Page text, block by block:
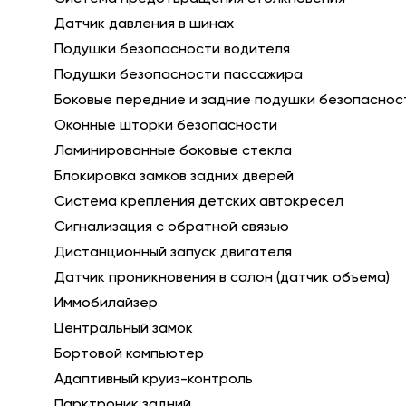
Датчик давления в шинах
Подушки безопасности водителя
Подушки безопасности пассажира
Боковые передние и задние подушки
Оконные шторки безопасности
Ламинированные боковые стекла
Блокировка замков задних дверей
Система крепления детских автокресел
Сигнализация с обратной связью
Дистанционный запуск двигателя
Датчик проникновения в салон (датчик объема)
Иммобилайзер
Центральный замок
Бортовой компьютер
Адаптивный круиз-контроль